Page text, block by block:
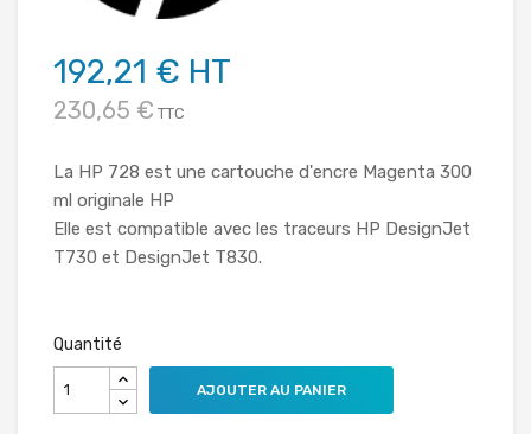
192,21 € HT
230,65 € TTC
La HP 728 est une cartouche d'encre Magenta 300
ml originale HP
Elle est compatible avec les traceurs HP DesignJet
T730 et DesignJet T830.
Quantité
AJOUTER AU PANIER